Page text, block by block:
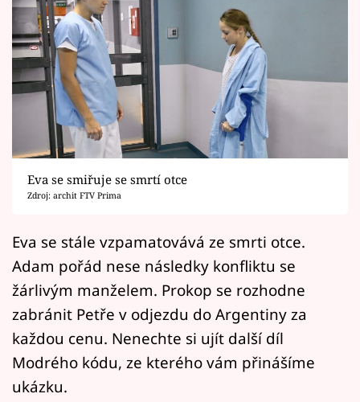
Vztahy
Seriály
Horoskopy
Sledujte prima+
Filmový festival Karlovy Vary
Mámy sobě
Přihlášení
Sledujte nás
Eva se smiřuje se smrtí otce
Zdroj: archit FTV Prima
Eva se stále vzpamatovává ze smrti otce.
Adam pořád nese následky konfliktu se
žárlivým manželem. Prokop se rozhodne
zabránit Petře v odjezdu do Argentiny za
každou cenu. Nenechte si ujít další díl
Modrého kódu, ze kterého vám přinášíme
ukázku.